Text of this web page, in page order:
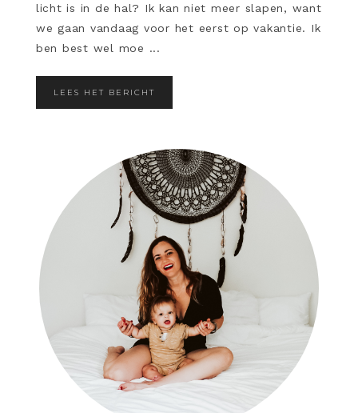
licht is in de hal? Ik kan niet meer slapen, want
we gaan vandaag voor het eerst op vakantie. Ik
ben best wel moe ...
LEES HET BERICHT